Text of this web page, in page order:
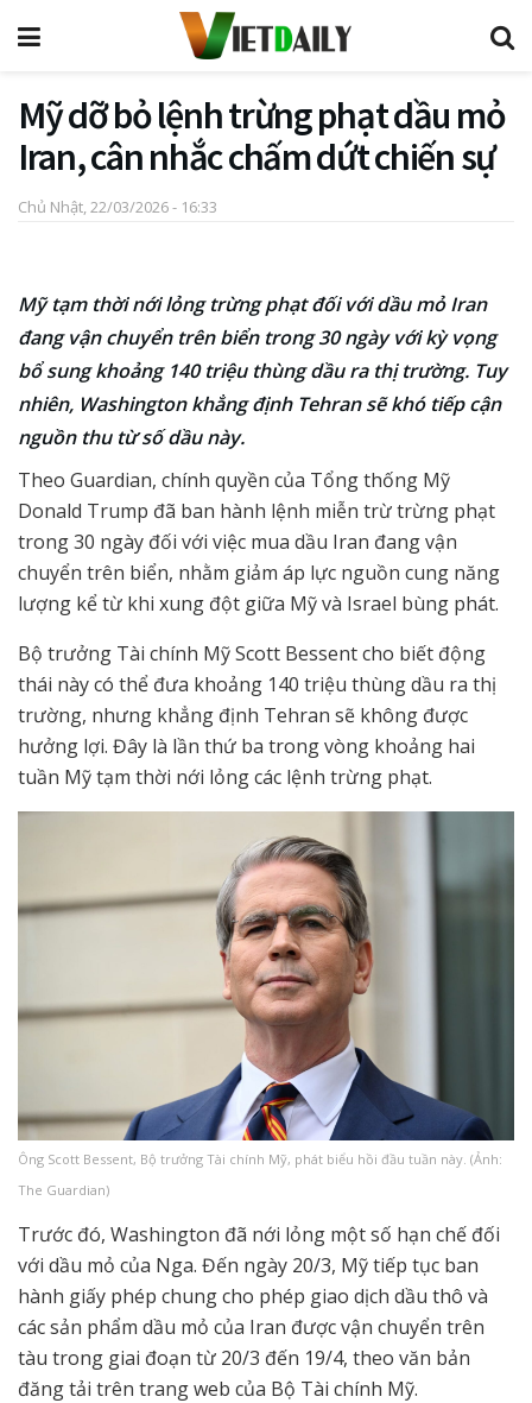
Mỹ dỡ bỏ lệnh trừng phạt dầu mỏ
Iran, cân nhắc chấm dứt chiến sự
Chủ Nhật, 22/03/2026 - 16:33
Mỹ tạm thời nới lỏng trừng phạt đối với dầu mỏ Iran
đang vận chuyển trên biển trong 30 ngày với kỳ vọng
bổ sung khoảng 140 triệu thùng dầu ra thị trường. Tuy
nhiên, Washington khẳng định Tehran sẽ khó tiếp cận
nguồn thu từ số dầu này.
Theo Guardian, chính quyền của Tổng thống Mỹ
Donald Trump đã ban hành lệnh miễn trừ trừng phạt
trong 30 ngày đối với việc mua dầu Iran đang vận
chuyển trên biển, nhằm giảm áp lực nguồn cung năng
lượng kể từ khi xung đột giữa Mỹ và Israel bùng phát.
Bộ trưởng Tài chính Mỹ Scott Bessent cho biết động
thái này có thể đưa khoảng 140 triệu thùng dầu ra thị
trường, nhưng khẳng định Tehran sẽ không được
hưởng lợi. Đây là lần thứ ba trong vòng khoảng hai
tuần Mỹ tạm thời nới lỏng các lệnh trừng phạt.
Ông Scott Bessent, Bộ trưởng Tài chính Mỹ, phát biểu hồi đầu tuần này. (Ảnh:
The Guardian)
Trước đó, Washington đã nới lỏng một số hạn chế đối
với dầu mỏ của Nga. Đến ngày 20/3, Mỹ tiếp tục ban
hành giấy phép chung cho phép giao dịch dầu thô và
các sản phẩm dầu mỏ của Iran được vận chuyển trên
tàu trong giai đoạn từ 20/3 đến 19/4, theo văn bản
đăng tải trên trang web của Bộ Tài chính Mỹ.